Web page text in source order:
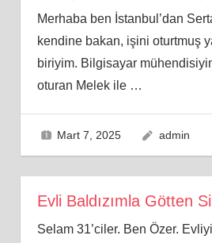
Merhaba ben İstanbul’dan
kendine bakan, işini oturtmuş
biriyim. Bilgisayar
oturan Melek ile …
Mart 7, 2025 admin
Evli Baldızımla Götten
Selam 31’ciler. Ben Özer.